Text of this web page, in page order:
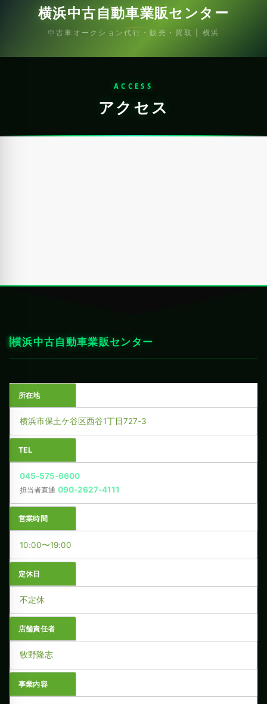
横浜中古自動車業販センター
中古車オークション代行・販売・買取 | 横浜
ACCESS
アクセス
横浜中古自動車業販センター
所在地
横浜市保土ケ谷区西谷1丁目727-3
TEL
045-575-6600
担当者直通 090-2627-4111
営業時間
10:00〜19:00
定休日
不定休
店舗責任者
牧野隆志
事業内容